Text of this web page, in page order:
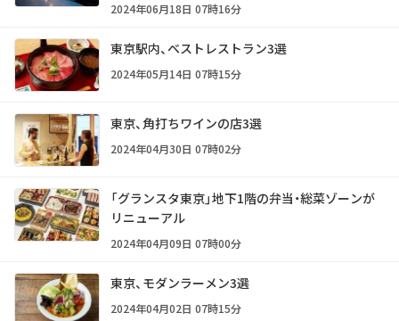
2024年06月18日 07時16分
東京駅内、ベストレストラン3選
2024年05月14日 07時15分
東京、角打ちワインの店3選
2024年04月30日 07時02分
「グランスタ東京」地下1階の弁当・総菜ゾーンが
リニューアル
2024年04月09日 07時00分
東京、モダンラーメン3選
2024年04月02日 07時15分